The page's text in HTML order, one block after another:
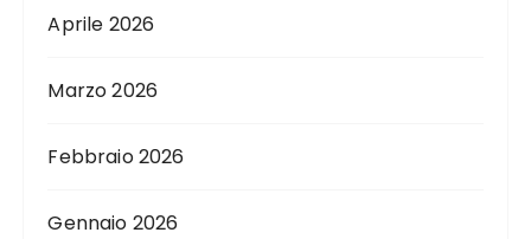
Aprile 2026
Marzo 2026
Febbraio 2026
Gennaio 2026